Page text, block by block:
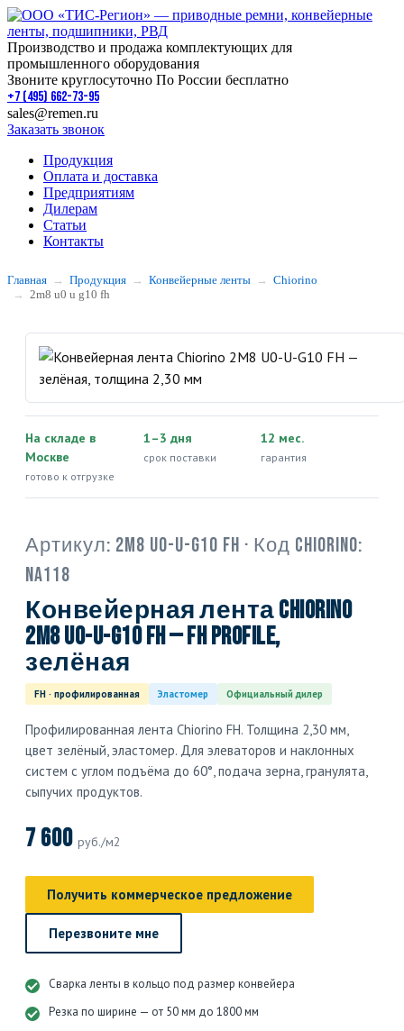
Производство и продажа комплектующих для
промышленного оборудования
Звоните круглосуточно По России бесплатно
+7 (495) 662-73-95
sales@remen.ru
Заказать звонок
Продукция
Оплата и доставка
Предприятиям
Дилерам
Статьи
Контакты
Главная Продукция Конвейерные ленты
Chiorino
2m8 u0 u g10 fh
На складе в
Москве
готово к отгрузке
1–3 дня
срок поставки
12 мес.
гарантия
Артикул: 2M8 U0-U-G10 FH · Код Chiorino:
NA118
Конвейерная лента Chiorino
2M8 U0-U-G10 FH — FH profile,
зелёная
FH · профилированная Эластомер Официальный дилер
Профилированная лента Chiorino FH. Толщина 2,30 мм,
цвет зелёный, эластомер. Для элеваторов и наклонных
систем с углом подъёма до 60°, подача зерна, гранулята,
сыпучих продуктов.
7 600 руб./м2
Получить коммерческое предложение
Перезвоните мне
Сварка ленты в кольцо под размер конвейера
Резка по ширине — от 50 мм до 1800 мм